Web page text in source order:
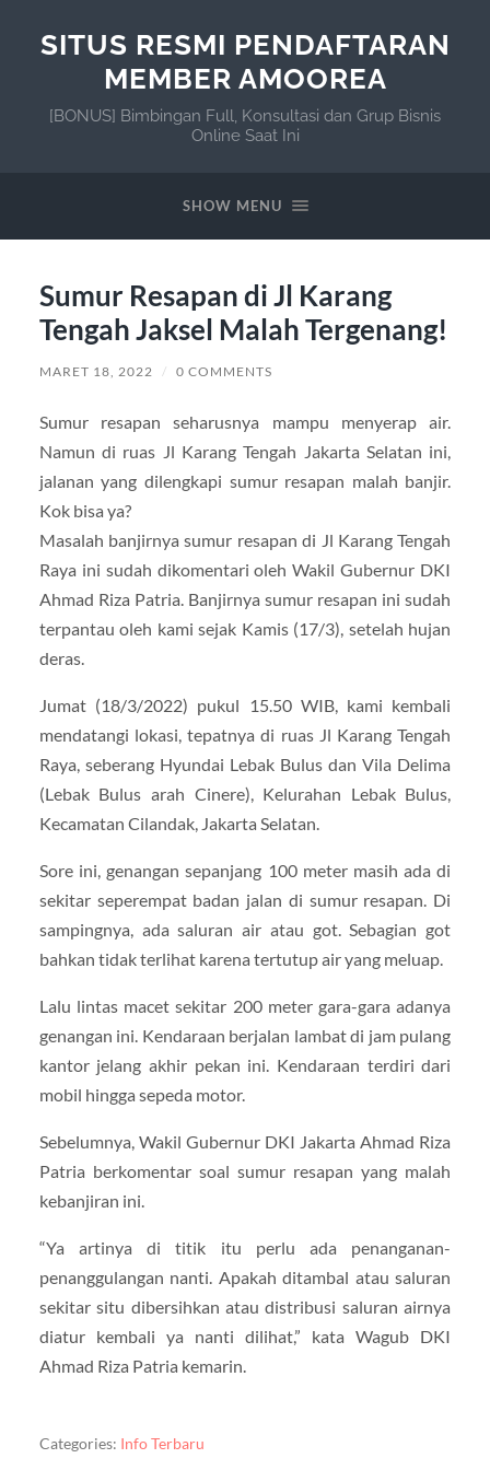
SITUS RESMI PENDAFTARAN
MEMBER AMOOREA
[BONUS] Bimbingan Full, Konsultasi dan Grup Bisnis
Online Saat Ini
SHOW MENU
Sumur Resapan di Jl Karang
Tengah Jaksel Malah Tergenang!
MARET 18, 2022 / 0 COMMENTS
Sumur resapan seharusnya mampu menyerap air.
Namun di ruas Jl Karang Tengah Jakarta Selatan ini,
jalanan yang dilengkapi sumur resapan malah banjir.
Kok bisa ya?
Masalah banjirnya sumur resapan di Jl Karang Tengah
Raya ini sudah dikomentari oleh Wakil Gubernur DKI
Ahmad Riza Patria. Banjirnya sumur resapan ini sudah
terpantau oleh kami sejak Kamis (17/3), setelah hujan
deras.
Jumat (18/3/2022) pukul 15.50 WIB, kami kembali
mendatangi lokasi, tepatnya di ruas Jl Karang Tengah
Raya, seberang Hyundai Lebak Bulus dan Vila Delima
(Lebak Bulus arah Cinere), Kelurahan Lebak Bulus,
Kecamatan Cilandak, Jakarta Selatan.
Sore ini, genangan sepanjang 100 meter masih ada di
sekitar seperempat badan jalan di sumur resapan. Di
sampingnya, ada saluran air atau got. Sebagian got
bahkan tidak terlihat karena tertutup air yang meluap.
Lalu lintas macet sekitar 200 meter gara-gara adanya
genangan ini. Kendaraan berjalan lambat di jam pulang
kantor jelang akhir pekan ini. Kendaraan terdiri dari
mobil hingga sepeda motor.
Sebelumnya, Wakil Gubernur DKI Jakarta Ahmad Riza
Patria berkomentar soal sumur resapan yang malah
kebanjiran ini.
“Ya artinya di titik itu perlu ada penanganan-
penanggulangan nanti. Apakah ditambal atau saluran
sekitar situ dibersihkan atau distribusi saluran airnya
diatur kembali ya nanti dilihat,” kata Wagub DKI
Ahmad Riza Patria kemarin.
Categories: Info Terbaru